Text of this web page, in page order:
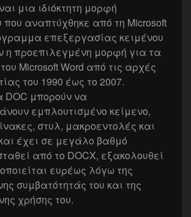
μια ιδιόκτητη μορφή
αναπτύχθηκε από τη Microsoft
επεξεργασίας κειμένου
η προεπιλεγμένη μορφή για τα
Microsoft Word από τις αρχές
του 1990 έως το 2007.
DOC μπορούν να
εμπλουτισμένο κείμενο,
στυλ, μακροεντολές και
έχει σε μεγάλο βαθμό
από το DOCX, εξακολουθεί
ευρέως λόγω της
συμβατότητάς του και της
χρήσης του.